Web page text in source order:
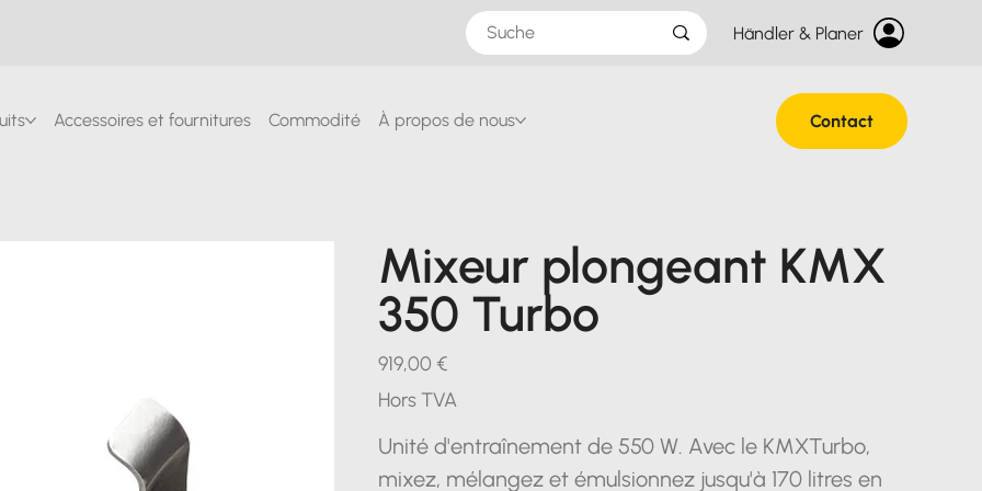
Händler & Planer
Contact
Accessoires et fournitures Commodité À propos de nous
Mixeur plongeant KMX
350 Turbo
Prix
919,00 €
Hors TVA
Unité d'entraînement de 550 W. Avec le KMXTurbo,
mixez, mélangez et émulsionnez jusqu'à 170 litres en